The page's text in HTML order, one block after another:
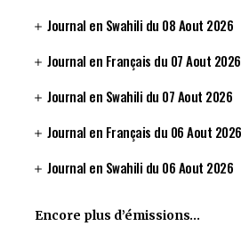
Journal en Swahili du 08 Aout 2026
Journal en Français du 07 Aout 2026
Journal en Swahili du 07 Aout 2026
Journal en Français du 06 Aout 2026
Journal en Swahili du 06 Aout 2026
Encore plus d’émissions…